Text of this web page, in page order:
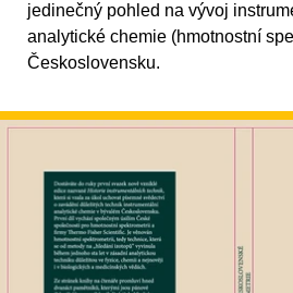
jedinečný pohled na vývoj
analytické chemie (hmotnostní
Československu.